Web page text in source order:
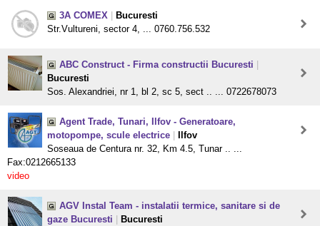
3A COMEX
Bucuresti
Str.Vultureni, sector 4, ... 0760.756.532
ABC Construct - Firma constructii Bucuresti
Bucuresti
Sos. Alexandriei, nr 1, bl 2, sc 5, sect .. ... 0722678073
Agent Trade, Tunari, Ilfov - Generatoare,
motopompe, scule electrice
Ilfov
Soseaua de Centura nr. 32, Km 4.5, Tunar .. ...
Fax:0212665133
video
AGV Instal Team - instalatii termice, sanitare si de
gaze Bucuresti
Bucuresti